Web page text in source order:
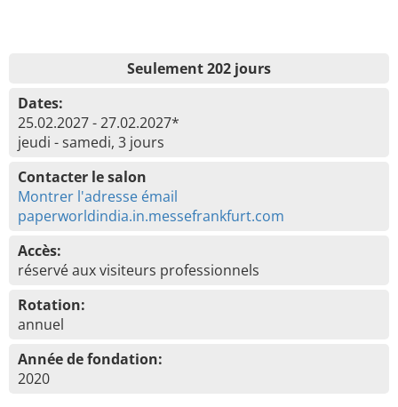
Seulement 202 jours
Dates:
25.02.2027 - 27.02.2027*
jeudi - samedi, 3 jours
Contacter le salon
Montrer l'adresse émail
paperworldindia.in.messefrankfurt.com
Accès:
réservé aux visiteurs professionnels
Rotation:
annuel
Année de fondation:
2020